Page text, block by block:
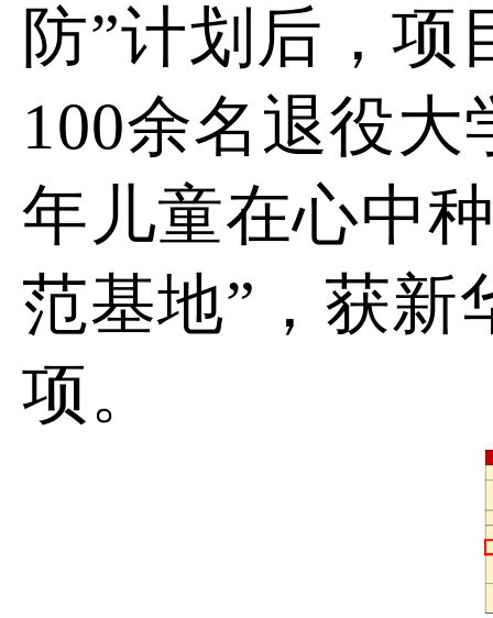
防”计划后，
100余名退役
年儿童在心中
范基地” ，获新
项。